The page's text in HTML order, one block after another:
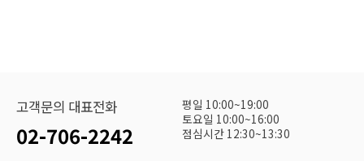
고객문의 대표전화
02-706-2242
평일 10:00~19:00
토요일 10:00~16:00
점심시간 12:30~13:30